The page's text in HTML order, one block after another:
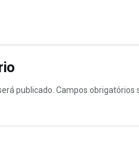
publicado. Campos obrigatórios